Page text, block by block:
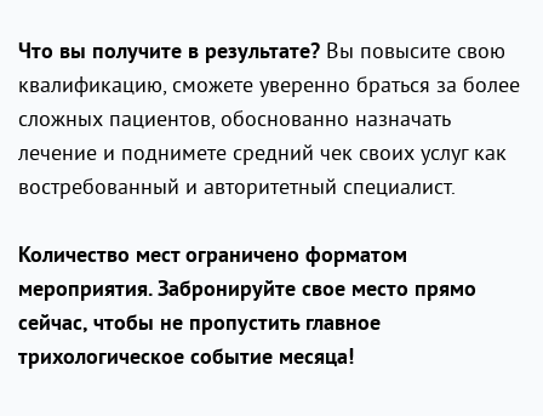
Что вы получите в результате? Вы повысите свою
квалификацию, сможете уверенно браться за более
сложных пациентов, обоснованно назначать
лечение и поднимете средний чек своих услуг как
востребованный и авторитетный специалист.
Количество мест ограничено форматом
мероприятия. Забронируйте свое место прямо
сейчас, чтобы не пропустить главное
трихологическое событие месяца!